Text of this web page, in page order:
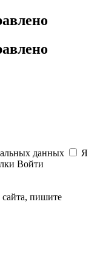
данных
Я
Войти
пишите